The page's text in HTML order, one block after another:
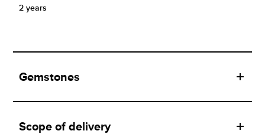
2 years
Gemstones
Scope of delivery